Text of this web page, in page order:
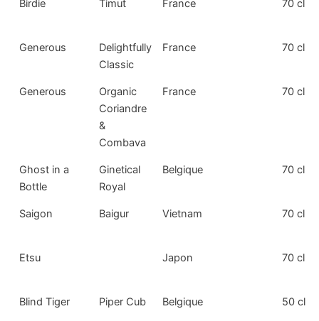
Birdie Timut France 70 cl
Generous
Delightfully
Classic
France 70 cl
Generous
Organic
Coriandre
&
Combava
France 70 cl
Ghost in a
Bottle
Ginetical
Royal
Belgique 70 cl
Saigon Baigur Vietnam 70 cl
Etsu Japon 70 cl
Blind Tiger Piper Cub Belgique 50 cl